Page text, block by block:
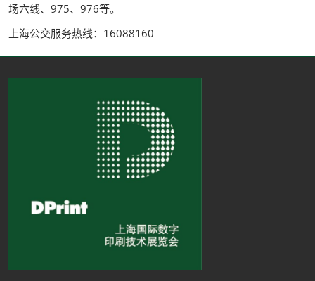
场六线、975、976等。
上海公交服务热线：16088160